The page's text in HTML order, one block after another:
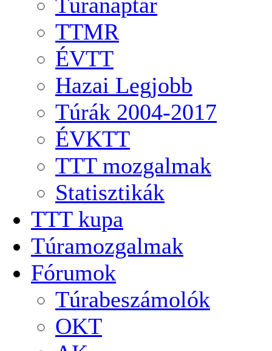
TTMR
ÉVTT
Hazai Legjobb
Túrák 2004-2017
ÉVKTT
TTT mozgalmak
Statisztikák
TTT kupa
Túramozgalmak
Fórumok
Túrabeszámolók
OKT